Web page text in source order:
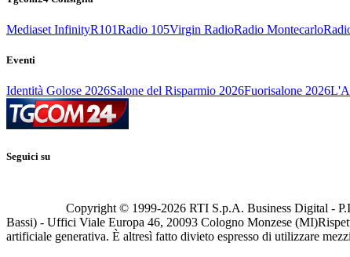
Mediaset InfinityR101Radio 105Virgin RadioRadio Montecarlo
Eventi
Identità Golose 2026Salone del Risparmio 2026Fuorisalone 2026
Seguici su
Copyright © 1999-2026 RTI S.p.A. Business Digital -
Bassi) - Uffici Viale Europa 46, 20093 Cologno Monzese (MI)
artificiale generativa. È altresì fatto divieto espresso di utilizzare